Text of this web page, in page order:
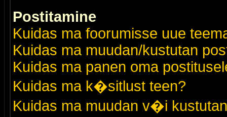
Postitamine
Kuidas ma foorumisse uue
Kuidas ma muudan/kustutan
Kuidas ma panen oma
Kuidas ma k�sitlust teen?
Kuidas ma muudan v�i